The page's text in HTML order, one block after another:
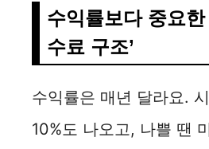
수익률보다 중요한
수료 구조’
수익률은 매년 달라요.
10%도 나오고, 나쁠 땐